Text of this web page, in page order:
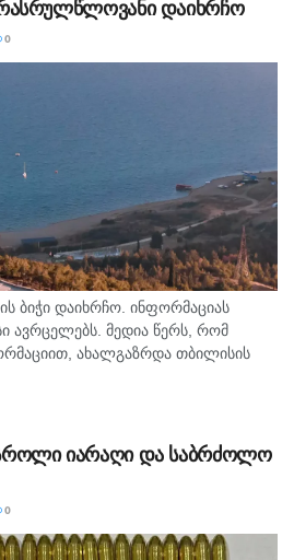
მიერ უსაფრთხოების ღვედის
43 993 შემთხვევა;
საშუალების
დარღვევა მოძრაობის წესები
დაიხრჩო
0
ბიჭი დაიხრჩო. ინფორმაციას
ავრცელებს. მედია წერს, რომ
ახალგაზრდა თბილისის
საცურაოდ იმყოფებოდა. შსს
მუხლით დაიწყო.
იარაღი და საბრძოლო
0